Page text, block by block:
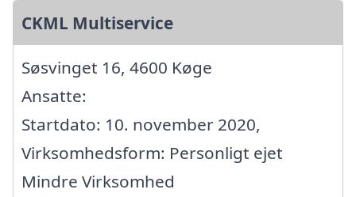
CKML Multiservice
Søsvinget 16, 4600 Køge
Ansatte:
Startdato: 10. november 2020,
Virksomhedsform: Personligt ejet
Mindre Virksomhed